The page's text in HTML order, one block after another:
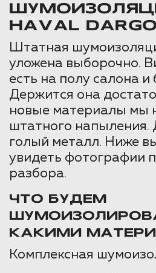
HAVAL
Штатная
уложена выборочно.
есть на полу салона и
Держится она
новые материалы мы
штатного напыления.
голый металл. Ниже
увидеть фотографии
разбора.
ЧТО БУДЕМ
КАКИМИ
Комплексная